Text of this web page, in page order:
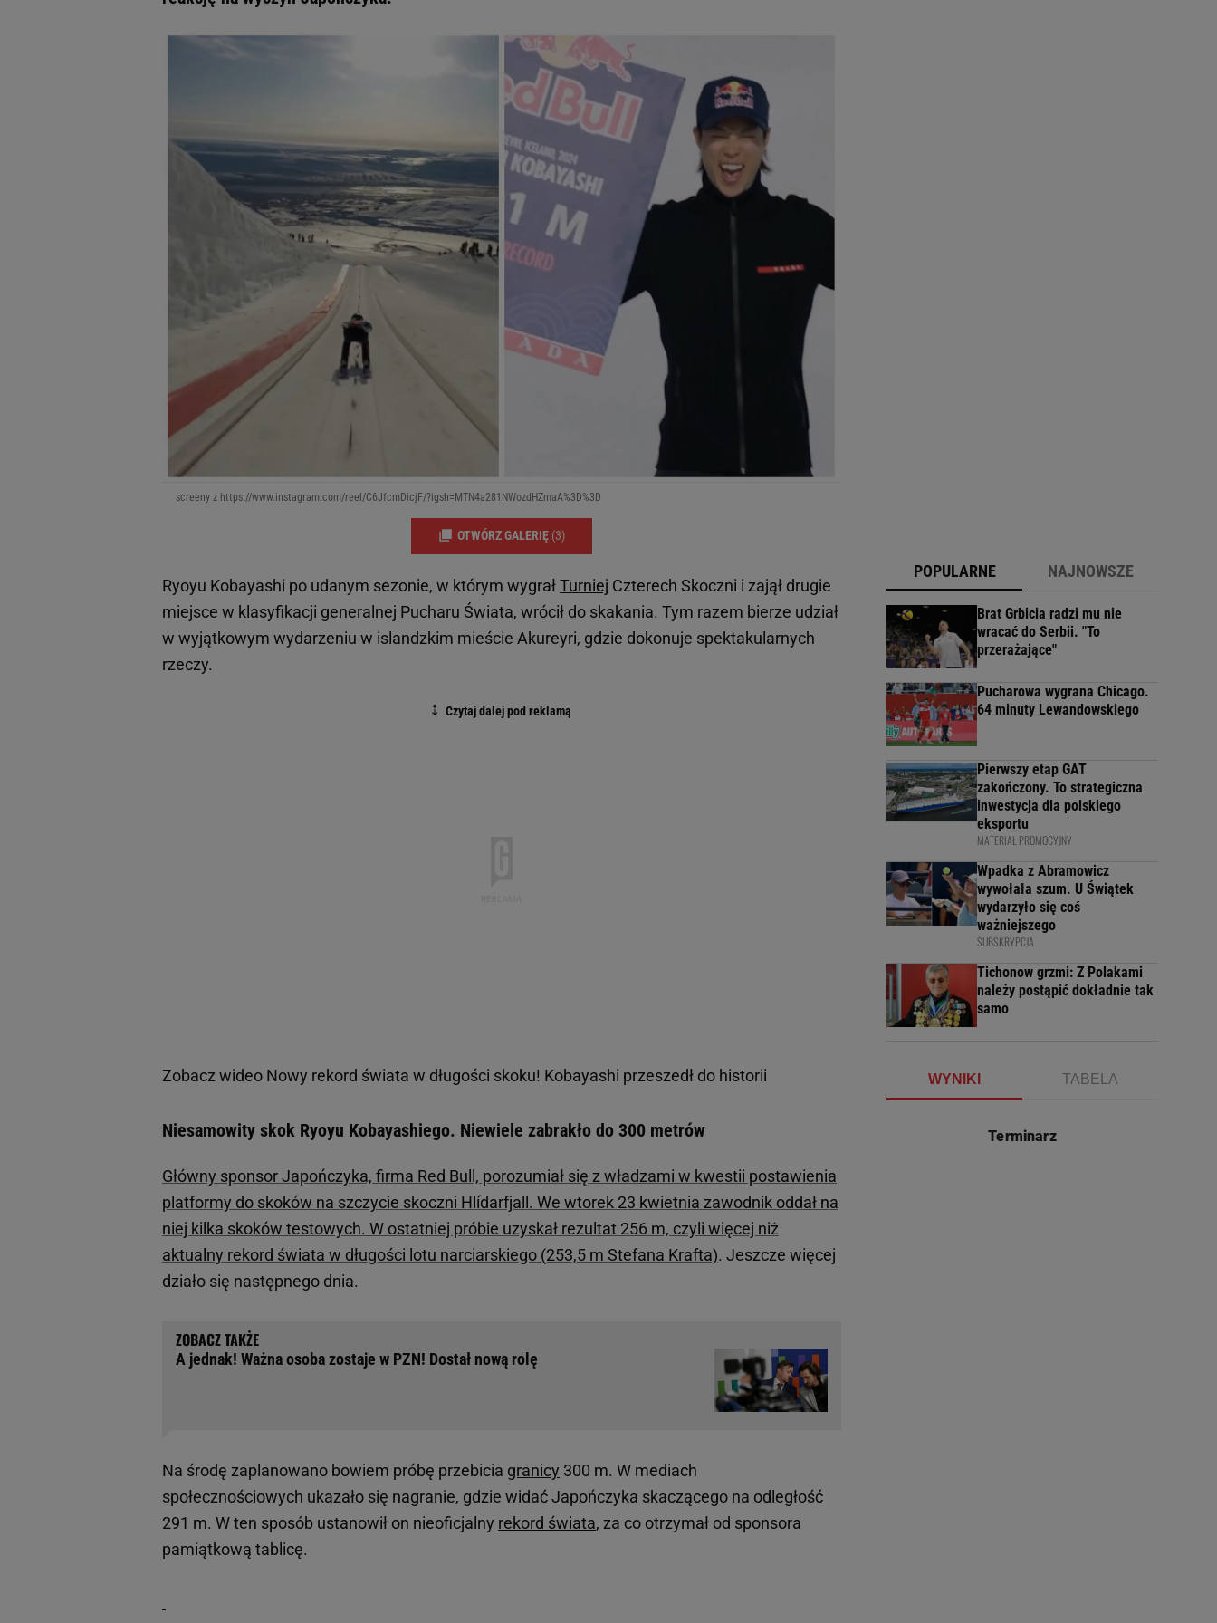
screeny z https://www.instagram.com/reel/C6JfcmDicjF/?igsh=MTN4a281NWozdHZmaA%3D%3D
OTWÓRZ GALERIĘ (3)
Ryoyu Kobayashi po udanym sezonie, w którym wygrałTurniej Czterech Skoczni i zajął drugie
miejsce w klasyfikacji generalnej Pucharu Świata, wrócił do skakania. Tym razem bierze udział
w wyjątkowym wydarzeniu w islandzkim mieście Akureyri, gdzie dokonuje spektakularnych
rzeczy.
Zobacz wideo Nowy rekord świata w długości skoku! Kobayashi przeszedł do historii
Niesamowity skok Ryoyu Kobayashiego. Niewiele zabrakło do 300 metrów
Główny sponsor Japończyka, firma Red Bull, porozumiał się z władzami w kwestii postawienia
platformy do skoków na szczycie skoczni Hlídarfjall. We wtorek 23 kwietnia zawodnik oddał na
niej kilka skoków testowych. W ostatniej próbie uzyskał rezultat 256 m, czyli więcej niż
aktualny rekord świata w długości lotu narciarskiego (253,5 m Stefana Krafta). Jeszcze więcej
działo się następnego dnia.
A jednak! Ważna osoba zostaje w PZN! Dostał nową rolę
Na środę zaplanowano bowiem próbę przebicia granicy 300 m. W mediach
społecznościowych ukazało się nagranie, gdzie widać Japończyka skaczącego na odległość
291 m. W ten sposób ustanowił on nieoficjalny rekord świata, za co otrzymał od sponsora
pamiątkową tablicę.
POPULARNE NAJNOWSZE
Brat Grbicia radzi mu nie
wracać do Serbii. "To
przerażające"
Pucharowa wygrana Chicago.
64 minuty Lewandowskiego
Pierwszy etap GAT
zakończony. To strategiczna
inwestycja dla polskiego
eksportu
MATERIAŁ PROMOCYJNY
Wpadka z Abramowicz
wywołała szum. U Świątek
wydarzyło się coś
ważniejszego
SUBSKRYPCJA
Tichonow grzmi: Z Polakami
należy postąpić dokładnie tak
samo
WYNIKI TABELA
Terminarz